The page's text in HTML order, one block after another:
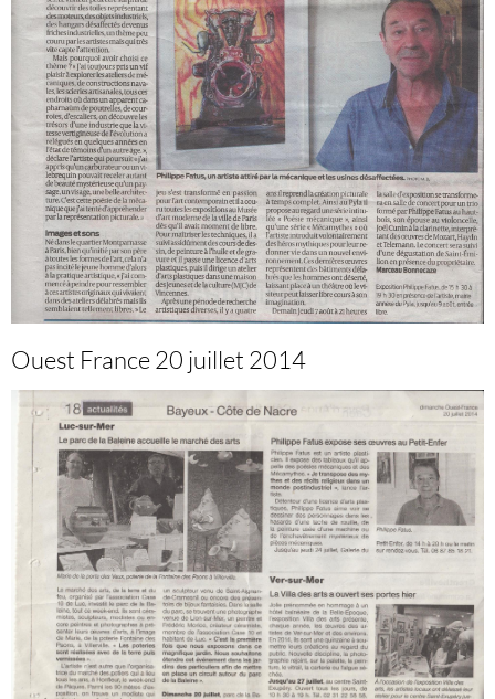
Ouest France 20 juillet 2014